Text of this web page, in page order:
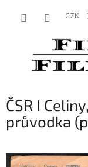
CZK
ČSR I
průvodka